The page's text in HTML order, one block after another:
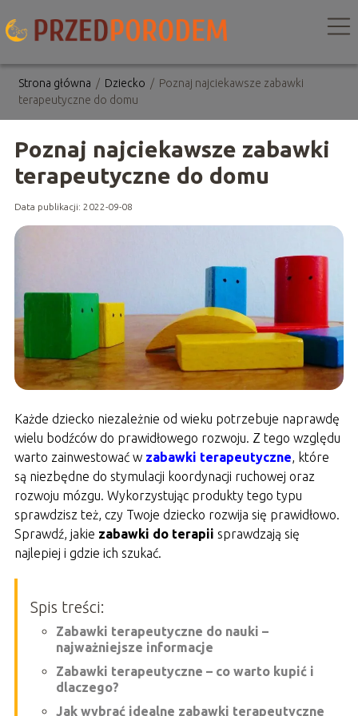
Strona główna / Dziecko / Poznaj najciekawsze zabawki
terapeutyczne do domu
Poznaj najciekawsze zabawki
terapeutyczne do domu
Data publikacji: 2022-09-08
Każde dziecko niezależnie od wieku potrzebuje naprawdę
wielu bodźców do prawidłowego rozwoju. Z tego względu
warto zainwestować w zabawki terapeutyczne, które
są niezbędne do stymulacji koordynacji ruchowej oraz
rozwoju mózgu. Wykorzystując produkty tego typu
sprawdzisz też, czy Twoje dziecko rozwija się prawidłowo.
Sprawdź, jakie zabawki do terapii sprawdzają się
najlepiej i gdzie ich szukać.
Spis treści:
Zabawki terapeutyczne do nauki –
najważniejsze informacje
Zabawki terapeutyczne – co warto kupić i
dlaczego?
Jak wybrać idealne zabawki terapeutyczne